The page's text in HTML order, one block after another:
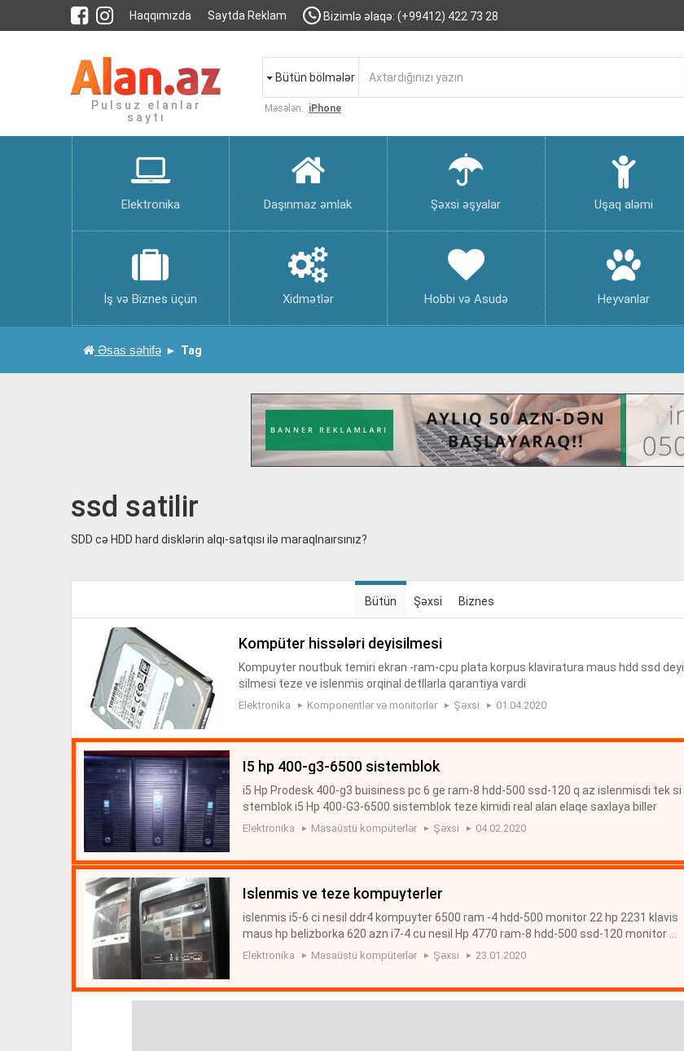
Haqqımızda Saytda Reklam Bizimlə əlaqə: (+99412) 422 73 28
Pulsuz elanlar
saytı
Bütün bölmələr
Məsələn: iPhone
Elektronika Daşınmaz əmlak Şəxsi əşyalar Uşaq aləmi
İş və Biznes üçün Xidmətlər Hobbi və Asudə Heyvanlar
Əsas səhifə Tag
ssd satilir
SDD cə HDD hard disklərin alqı-satqısı ilə maraqlnaırsınız?
Bütün Şəxsi Biznes
kompüter hissələri deyisilmesi
Kompuyter noutbuk temiri ekran -ram-cpu plata korpus klaviratura maus hdd ssd deyi
silmesi teze ve islenmis orqinal detllarla qarantiya vardi
Elektronika Komponentlər və monitorlar Şəxsi 01.04.2020
i5 hp 400-g3-6500 sistemblok
i5 Hp Prodesk 400-g3 buisiness pc 6 ge ram-8 hdd-500 ssd-120 q az islenmisdi tek si
stemblok i5 Hp 400-G3-6500 sistemblok teze kimidi real alan elaqe saxlaya biller
Elektronika Masaüstü kompüterlər Şəxsi 04.02.2020
islenmis ve teze kompuyterler
islenmis i5-6 ci nesil ddr4 kompuyter 6500 ram -4 hdd-500 monitor 22 hp 2231 klavis
maus hp belizborka 620 azn i7-4 cu nesil Hp 4770 ram-8 hdd-500 ssd-120 monitor 19
ekran hp beli zborka 599 azn i5-4 cu nesil ram-4 hdd-500 monitor 19 klavis maus 450
Elektronika Masaüstü kompüterlər Şəxsi 23.01.2020